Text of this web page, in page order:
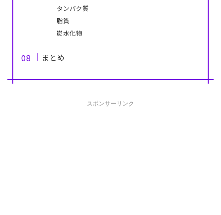
タンパク質
脂質
炭水化物
まとめ
スポンサーリンク